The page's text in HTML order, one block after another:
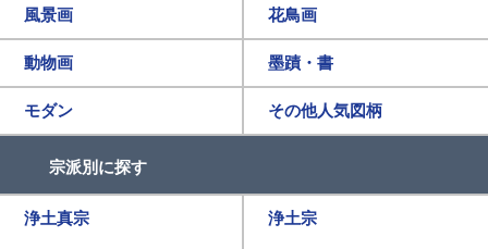
風景画 花鳥画
動物画 墨蹟・書
モダン その他人気図柄
宗派別に探す
浄土真宗 浄土宗